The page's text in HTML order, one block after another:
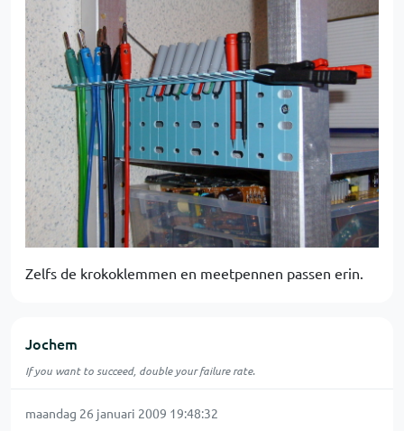
Zelfs de krokoklemmen en meetpennen passen erin.
Jochem
If you want to succeed, double your failure rate.
maandag 26 januari 2009 19:48:32